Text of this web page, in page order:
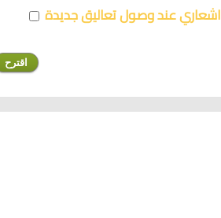
اشعاري عند وصول تعاليق جديدة